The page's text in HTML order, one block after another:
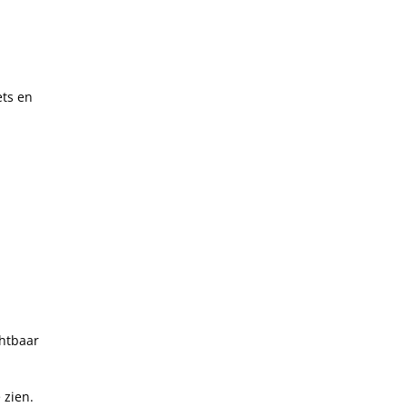
en
zien.